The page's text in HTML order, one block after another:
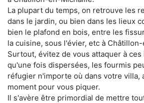
La plupart du temps, on retrouve les
dans le jardin, ou bien dans les lieux
bien le plafond en bois, entre les
la cuisine, sous l'évier, etc à
Surtout, évitez de vous attaquer à
qu'une fois dispersées, les fourmis
réfugier n'importe où dans votre villa,
moment pour vous piquer.
Il s'avère être primordial de mettre